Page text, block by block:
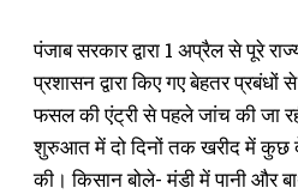
पंजाब सरकार द्वारा 1 अप्रैल से पूरे
प्रशासन द्वारा किए गए बेहतर
फसल की एंट्री से पहले जांच की जा
शुरुआत में दो दिनों तक खरीद में कुछ
की। किसान बोले- मंडी में पानी और